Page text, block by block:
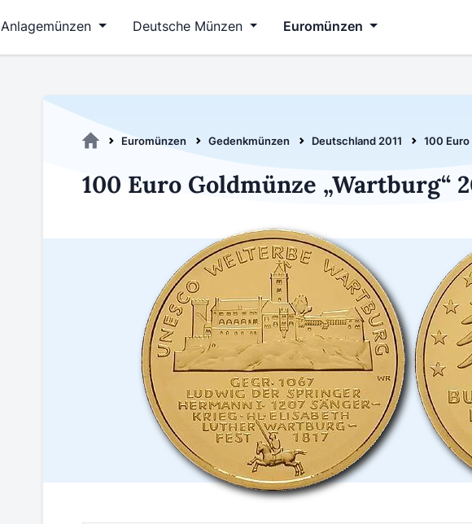
Anlagemünzen Deutsche Münzen Euromünzen
Euromünzen Gedenkmünzen Deutschland 2011 100
100 Euro Goldmünze „Wartburg“